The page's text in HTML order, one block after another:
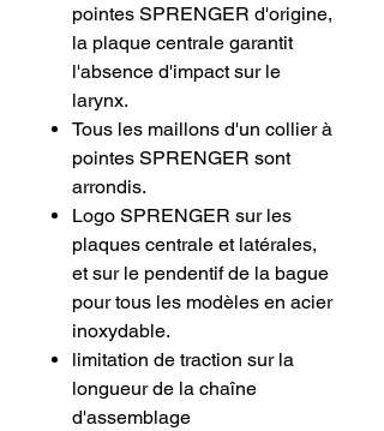
pointes SPRENGER d'origine,
la plaque centrale garantit
l'absence d'impact sur le
larynx.
Tous les maillons d'un collier à
pointes SPRENGER sont
arrondis.
Logo SPRENGER sur les
plaques centrale et latérales,
et sur le pendentif de la bague
pour tous les modèles en acier
inoxydable.
limitation de traction sur la
longueur de la chaîne
d'assemblage